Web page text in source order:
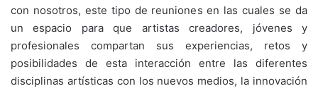
con nosotros, este tipo de reuniones en las cuales se da
un espacio para que artistas creadores, jóvenes y
profesionales compartan sus experiencias, retos y
posibilidades de esta interacción entre las diferentes
disciplinas artísticas con los nuevos medios, la innovación